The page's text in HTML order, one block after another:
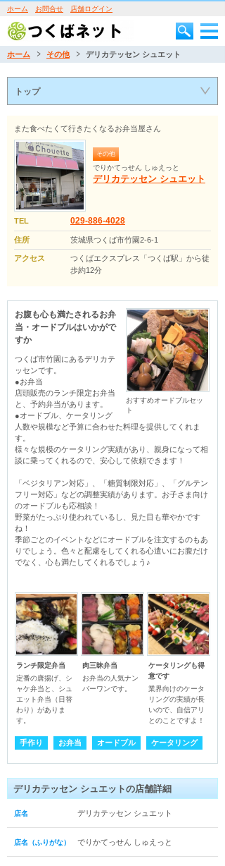
ホーム お問合せ 店舗ログイン
ホーム その他 デリカテッセン シュエット
トップ
また食べたくて行きたくなるお弁当屋さん
その他
でりかてっせん しゅえっと
デリカテッセン シュエット
TEL 029-886-4028
住所 茨城県つくば市竹園2-6-1
アクセス
つくばエクスプレス「つくば駅」から徒
歩約12分
おすすめオードブルセッ
ト
お腹も心も満たされるお弁
当・オードブルはいかがで
すか
つくば市竹園にあるデリカテ
ッセンです。
●お弁当
店頭販売のランチ限定お弁当
と、予約弁当があります。
●オードブル、ケータリング
人数や規模など予算に合わせた料理を提供してくれま
す。
様々な規模のケータリング実績があり、親身になって相
談に乗ってくれるので、安心して依頼できます！
「ベジタリアン対応」、「糖質制限対応」、「グルテン
フリー対応」などの調整実績があります。お子さま向け
のオードブルも応相談！
野菜がたっぷり使われているし、見た目も華やかです
ね！
季節ごとのイベントなどにオードブルを注文するのもあ
りでしょう。色々と配慮をしてくれる心遣いにお腹だけ
でなく、心も満たしてくれるでしょう♪
ランチ限定弁当
定番の唐揚げ、シ
ャケ弁当と、シュ
エット弁当（日替
わり）がありま
す。
肉三昧弁当
お弁当の人気ナン
ケータリングも得
意です
業界向けのケータ
リングの実績が長
いので、自信アリ
とのことですよ！
手作り お弁当 オードブル ケータリング
デリカテッセン シュエットの店舗詳細
店名 デリカテッセン シュエット
店名（ふりがな） でりかてっせん しゅえっと